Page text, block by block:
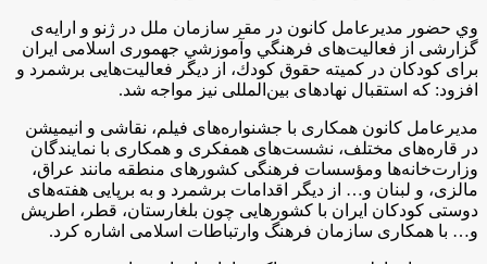
وي حضور مدیرعامل کانون در مقر سازمان ملل در ژنو و ارایه‌ی
گزارشی از فعالیت‌های فرهنگي وآموزشي جهموری اسلامی ایران
برای کودکان در كميته حقوق كودك، از دیگر فعالیت‌هایی برشمرد و
افزود: كه استقبال نهادهای بین‌المللی نیز مواجه شد.
مديرعامل كانون همکاری با جشنواره‌های فیلم، نقاشی و انیمیشن
در قاره‌های مختلف، نشست‌های همفکری و همکاری با نمایندگان
وزارت‌خانه‌ها ومؤسسات فرهنگی کشورهای منطقه مانند عراق،
مالزی، و لبنان و… از دیگر اقدامات برشمرد و به برپایی هفته‌های
دوستی کودکان ایران با کشورهایی چون بلغارستان، قطر، اطریش
و… با همکاری سازمان فرهنگ وارتباطات اسلامی اشاره كرد.